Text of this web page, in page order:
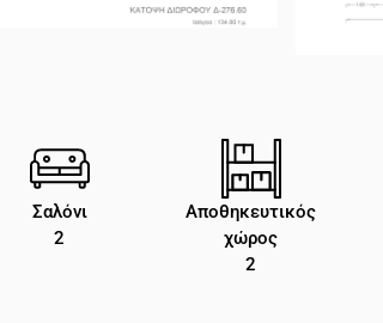
Σαλόνι
2
Αποθηκευτικός
χώρος
2